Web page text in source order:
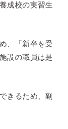
成校の実習生
、「新卒を受
設の職員は是
きるため、副